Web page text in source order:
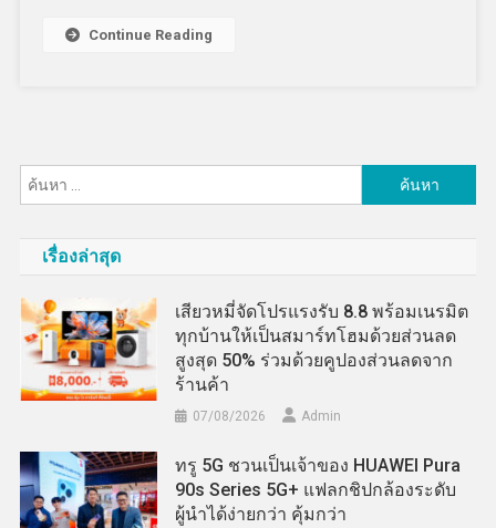
Continue Reading
สำหรับ:
เรื่องล่าสุด
เสียวหมี่จัดโปรแรงรับ 8.8 พร้อมเนรมิต
ทุกบ้านให้เป็นสมาร์ทโฮมด้วยส่วนลด
สูงสุด 50% ร่วมด้วยคูปองส่วนลดจาก
ร้านค้า
07/08/2026 Admin
ทรู 5G ชวนเป็นเจ้าของ HUAWEI Pura
90s Series 5G+ แฟลกชิปกล้องระดับ
ผู้นำได้ง่ายกว่า คุ้มกว่า